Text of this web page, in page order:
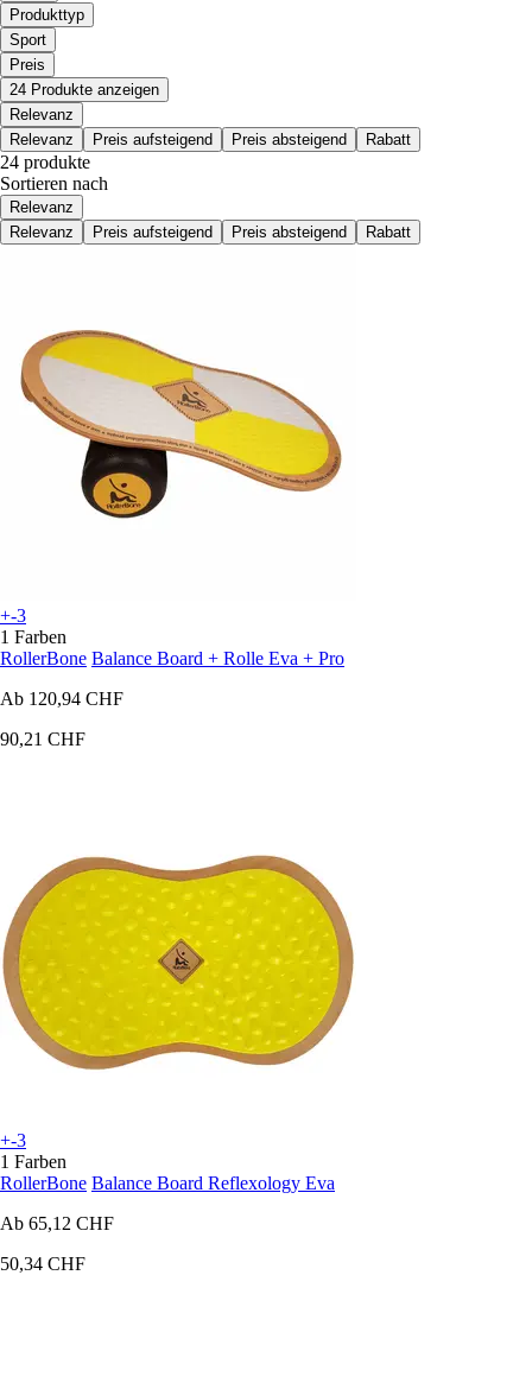
Produkttyp
Sport
Preis
24 Produkte anzeigen
Relevanz
Relevanz
Preis aufsteigend Preis absteigend Rabatt
24 produkte
Sortieren nach
Relevanz
Relevanz
Preis aufsteigend Preis absteigend Rabatt
+-3
1 Farben
RollerBone Balance Board + Rolle Eva + Pro
Ab 120,94 CHF
90,21 CHF
+-3
1 Farben
RollerBone Balance Board Reflexology Eva
Ab 65,12 CHF
50,34 CHF